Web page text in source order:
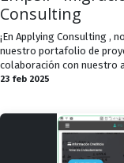
Consulting
¡En Applying Consulting ,
nuestro portafolio de
colaboración con nuestro
23 feb 2025